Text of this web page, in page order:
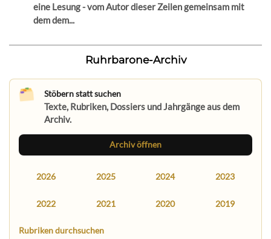
eine Lesung - vom Autor dieser Zeilen gemeinsam mit
dem dem...
Ruhrbarone-Archiv
Stöbern statt suchen
Texte, Rubriken, Dossiers und Jahrgänge aus dem
Archiv.
Archiv öffnen
2026 2025 2024 2023
2022 2021 2020 2019
Rubriken durchsuchen